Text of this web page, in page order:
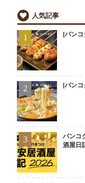
人気記事
1 [バン
2 [バン
3
バンコ
酒屋日